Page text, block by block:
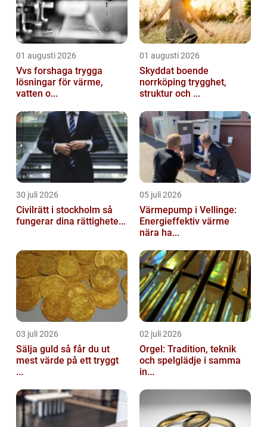
01 augusti 2026
Vvs forshaga trygga
lösningar för värme,
vatten o...
01 augusti 2026
Skyddat boende
norrköping trygghet,
struktur och ...
30 juli 2026
Civilrätt i stockholm så
fungerar dina rättighete...
05 juli 2026
Värmepump i Vellinge:
Energieffektiv värme
nära ha...
03 juli 2026
Sälja guld så får du ut
mest värde på ett tryggt
...
02 juli 2026
Orgel: Tradition, teknik
och spelglädje i samma
in...